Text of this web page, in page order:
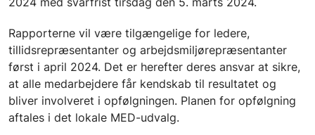
Rapporterne vil være tilgængelige for ledere,
tillidsrepræsentanter og arbejdsmiljørepræsentanter
først i april 2024. Det er herefter deres ansvar at sikre,
at alle medarbejdere får kendskab til resultatet og
bliver involveret i opfølgningen. Planen for opfølgning
aftales i det lokale MED-udvalg.